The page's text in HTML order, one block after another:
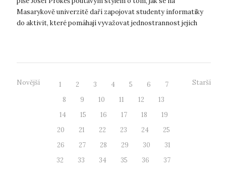
Masarykově univerzitě daří zapojovat studenty informatiky
do aktivit, které pomáhají vyvažovat jednostrannost jejich
Novější 1 2 3 4 5 6
7
8
9 10 11 12
13
14
15 16 17 18
19
20
21 22 23 24
25
26
27 28 29 30
31
32
33 34 35 36
37
Starší